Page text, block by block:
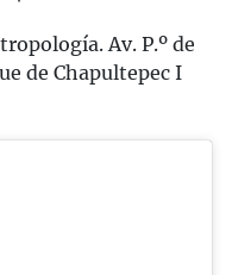
Av. P.º de
de Chapultepec I